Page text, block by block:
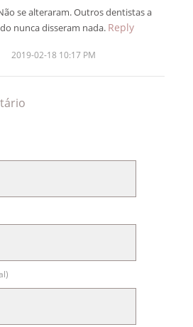
se alteraram. Outros dentistas a
nunca disseram nada. Reply
2019-02-18 10:17 PM